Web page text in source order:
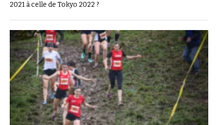
2021 à celle de Tokyo 2022 ?